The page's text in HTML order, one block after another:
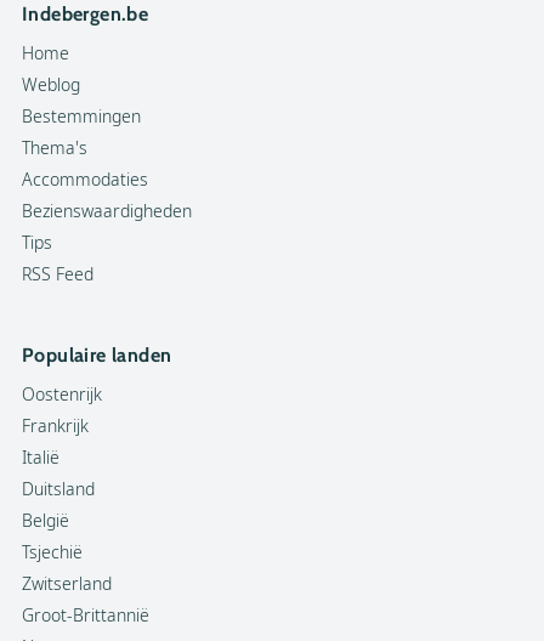
Indebergen.be
Home
Weblog
Bestemmingen
Thema's
Accommodaties
Bezienswaardigheden
Tips
RSS Feed
Populaire landen
Oostenrijk
Frankrijk
Italië
Duitsland
België
Tsjechië
Zwitserland
Groot-Brittannië